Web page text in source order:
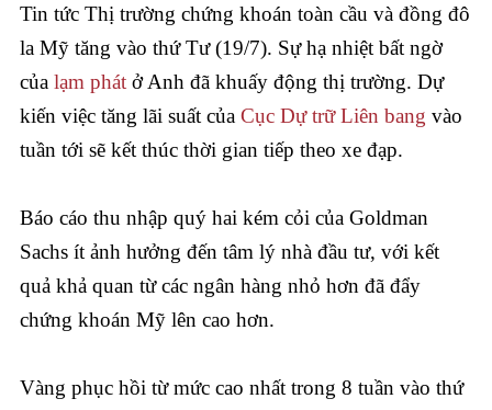
Tin tức Thị trường chứng khoán toàn cầu và đồng đô
la Mỹ tăng vào thứ Tư (19/7). Sự hạ nhiệt bất ngờ
của lạm phátở Anh đã khuấy động thị trường. Dự
kiến việc tăng lãi suất của Cục Dự trữ Liên bang vào
tuần tới sẽ kết thúc thời gian tiếp theo xe đạp.
Báo cáo thu nhập quý hai kém cỏi của Goldman
Sachs ít ảnh hưởng đến tâm lý nhà đầu tư, với kết
quả khả quan từ các ngân hàng nhỏ hơn đã đẩy
chứng khoán Mỹ lên cao hơn.
Vàng phục hồi từ mức cao nhất trong 8 tuần vào thứ